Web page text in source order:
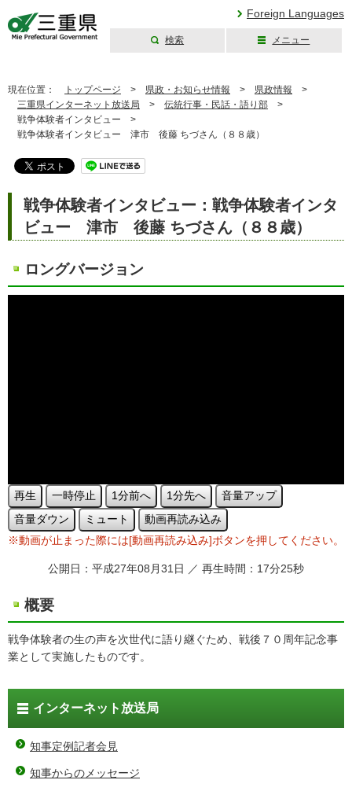
Foreign Languages
検索 メニュー
現在位置： トップページ > 県政・お知らせ情報 > 県政情報 >
三重県インターネット放送局 > 伝統行事・民話・語り部 >
戦争体験者インタビュー >
戦争体験者インタビュー 津市 後藤 ちづさん（８８歳）
戦争体験者インタビュー：戦争体験者インタ
ビュー 津市 後藤 ちづさん（８８歳）
ロングバージョン
再生 一時停止 1分前へ 1分先へ
音量アップ
音量ダウン
ミュート
動画再読み込み
※動画が止まった際には[動画再読み込み]ボタンを押してください。
公開日：平成27年08月31日 ／ 再生時間：17分25秒
概要
戦争体験者の生の声を次世代に語り継ぐため、戦後７０周年記念事
業として実施したものです。
インターネット放送局
知事定例記者会見
知事からのメッセージ